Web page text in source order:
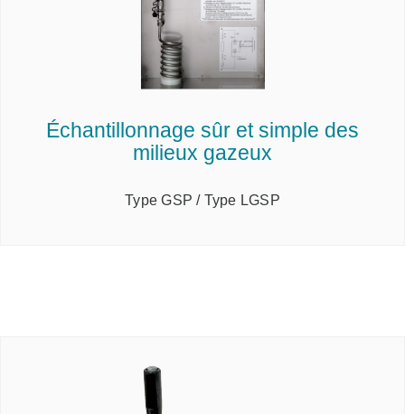
Échantillonnage sûr et simple des
milieux gazeux
Type GSP / Type LGSP